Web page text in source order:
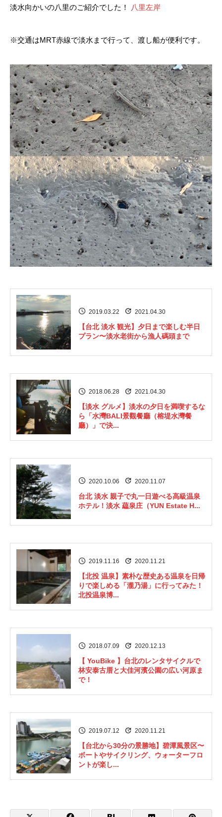
淡水向かいの八里のご紹介でした！ 八里左岸
※交通はMRT赤線で淡水まで行って、渡し船が便利です。
2019.03.22 2021.04.30
【台北 淡水 観光】夕日まで楽しむ半日
プラン〜淡水老街から漁人碼頭まで
2018.06.28 2021.04.30
【淡水 グルメ】淡水の夕日を満喫するな
ら「水灣BALI景觀餐廳（榕堤水灣餐
廳）」で決...
2020.10.06 2020.11.07
台北 淡水 親子で丸一日遊べる高級温泉
ホテル！淡水 藴泉庄（YUN Estate H...
2019.11.16 2020.11.21
【北投 温泉】素朴な歴史ある温泉を日帰
りで楽しめる「瀧乃湯」に行ってみた！
北投温泉博...
2018.07.09 2020.12.13
【 YouBike 】台北のレンタサイクルで
林安泰古厝と大佳河濱公園の広い河原ま
で！
2019.07.12 2020.11.21
【台北から30分の景勝地】碧潭風景区〜
ボートやサイクリング、ウォーターフロ
ントが楽し...